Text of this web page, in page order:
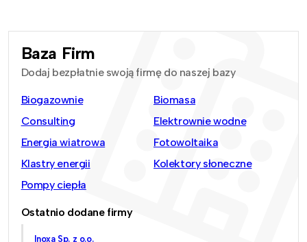
Baza Firm
Dodaj bezpłatnie swoją firmę do naszej bazy
Biogazownie
Biomasa
Consulting
Elektrownie wodne
Energia wiatrowa
Fotowoltaika
Klastry energii
Kolektory słoneczne
Pompy ciepła
Ostatnio dodane firmy
Inoxa Sp. z o.o.